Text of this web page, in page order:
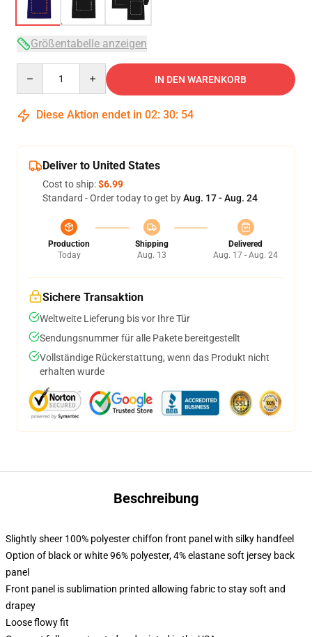
Größentabelle anzeigen
IN DEN WARENKORB
Diese Aktion endet in 02: 30: 53
Deliver to United States
Cost to ship:$6.99
Standard - Order today to get byAug. 17 - Aug. 24
Production
Today
Shipping
Aug. 13
Delivered
Aug. 17 - Aug. 24
Sichere Transaktion
Weltweite Lieferung bis vor Ihre Tür
Sendungsnummer für alle Pakete bereitgestellt
Vollständige Rückerstattung, wenn das Produkt nicht
erhalten wurde
Beschreibung
Slightly sheer 100% polyester chiffon front panel with silky handfeel
Option of black or white 96% polyester, 4% elastane soft jersey back
panel
Front panel is sublimation printed allowing fabric to stay soft and
drapey
Loose flowy fit